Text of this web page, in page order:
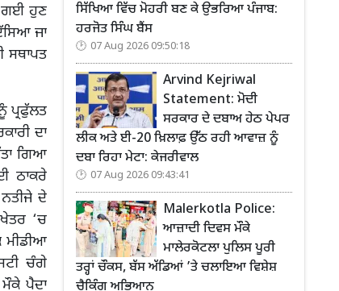
ਗਈ ਹੁਣ
ਜਾ
ਸਥਾਪਤ
ਪ੍ਰਫੁੱਲਤ
ਦਾ
ਗਿਆ
ਠਾਕਰੇ
ਦੇ
‘ਚ
ਮੀਡੀਆ
ਚੰਗੇ
ਪੈਦਾ
ਸਿੱਖਿਆ ਵਿੱਚ ਮੋਹਰੀ ਬਣ ਕੇ ਉਭਰਿਆ ਪੰਜਾਬ:
ਹਰਜੋਤ ਸਿੰਘ ਬੈਂਸ
07 Aug 2026 09:50:18
Arvind Kejriwal
Statement: ਮੋਦੀ
ਸਰਕਾਰ ਦੇ ਦਬਾਅ ਹੇਠ ਪੇਪਰ
ਲੀਕ ਅਤੇ ਈ-20 ਖ਼ਿਲਾਫ਼ ਉੱਠ ਰਹੀ ਆਵਾਜ਼ ਨੂੰ
ਦਬਾ ਰਿਹਾ ਮੇਟਾ: ਕੇਜਰੀਵਾਲ
07 Aug 2026 09:43:41
Malerkotla Police:
ਆਜ਼ਾਦੀ ਦਿਵਸ ਮੌਕੇ
ਮਾਲੇਰਕੋਟਲਾ ਪੁਲਿਸ ਪੂਰੀ
ਤਰ੍ਹਾਂ ਚੌਕਸ, ਬੱਸ ਅੱਡਿਆਂ ’ਤੇ ਚਲਾਇਆ ਵਿਸ਼ੇਸ਼
ਚੈਕਿੰਗ ਅਭਿਆਨ